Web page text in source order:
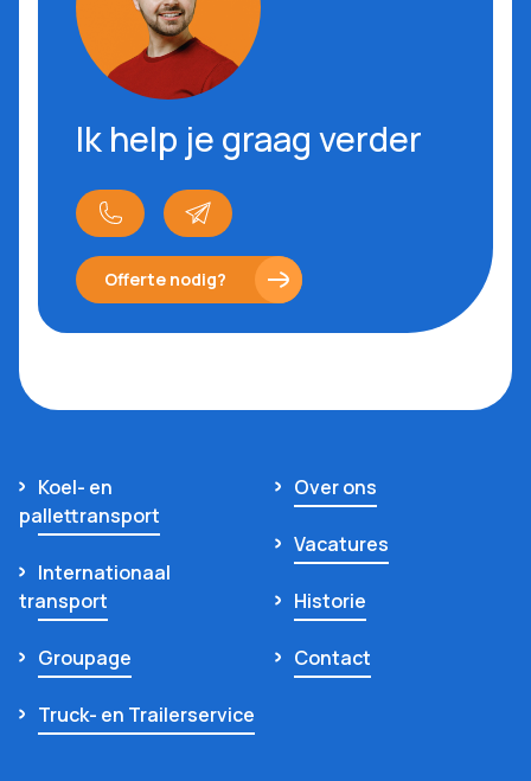
Ik help je graag verder
Offerte nodig?
Koel- en
pallettransport
Internationaal
transport
Groupage
Truck- en Trailerservice
Over ons
Vacatures
Historie
Contact